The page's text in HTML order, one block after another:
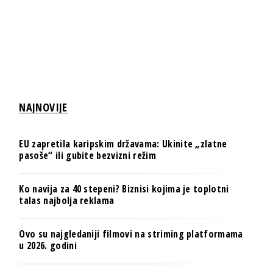
NAJNOVIJE
EU zapretila karipskim državama: Ukinite „zlatne
pasoše“ ili gubite bezvizni režim
Ko navija za 40 stepeni? Biznisi kojima je toplotni
talas najbolja reklama
Ovo su najgledaniji filmovi na striming platformama
u 2026. godini